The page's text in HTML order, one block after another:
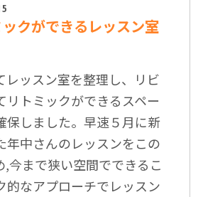
クができるレッスン室
レッスン室を整理し、リビ
リトミックができるスペー
保しました。早速５月に新
年中さんのレッスンをこの
,今まで狭い空間でできるこ
的なアプローチでレッスン